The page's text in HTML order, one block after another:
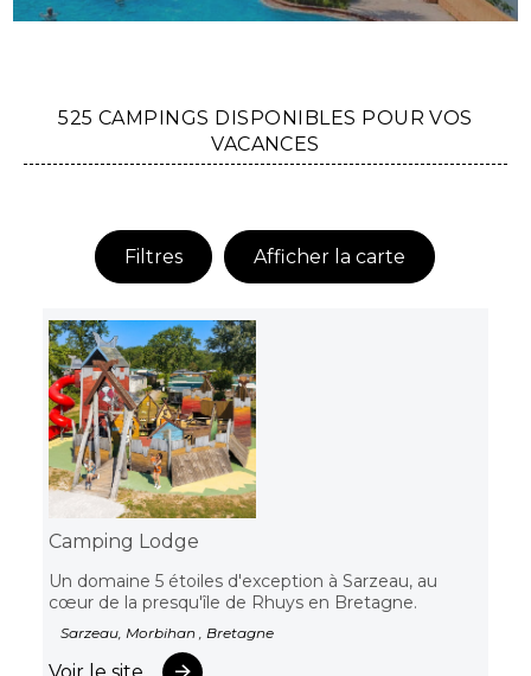
525 CAMPINGS DISPONIBLES POUR VOS
VACANCES
Filtres Afficher la carte
Camping Lodge
Un domaine 5 étoiles d'exception à Sarzeau, au
cœur de la presqu'île de Rhuys en Bretagne.
Sarzeau, Morbihan , Bretagne